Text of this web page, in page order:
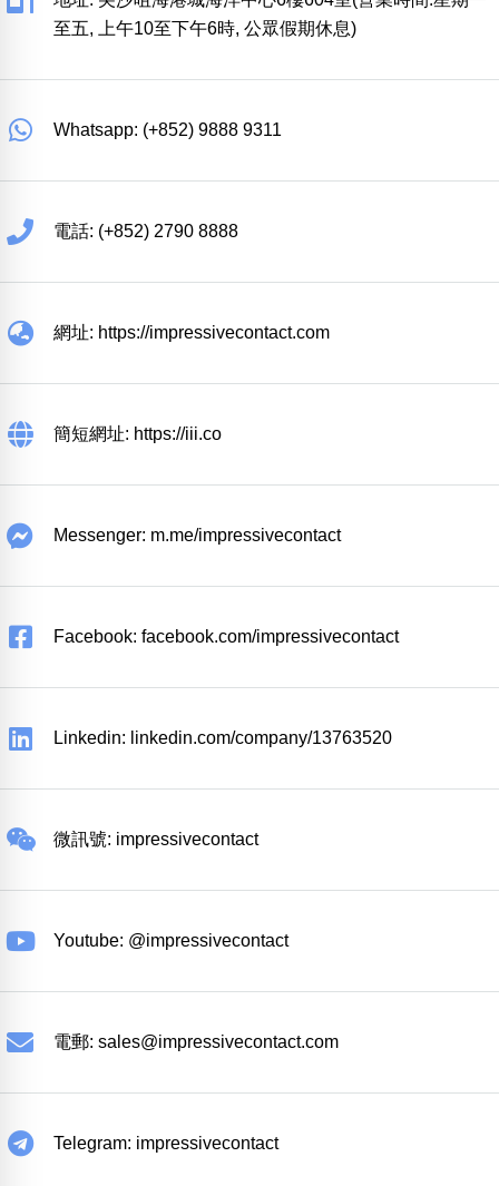
至五, 上午10至下午6時, 公眾假期休息)
Whatsapp: (+852) 9888 9311
電話: (+852) 2790 8888
網址: https://impressivecontact.com
簡短網址: https://iii.co
Messenger: m.me/impressivecontact
Facebook: facebook.com/impressivecontact
Linkedin: linkedin.com/company/13763520
微訊號: impressivecontact
Youtube: @impressivecontact
電郵: sales@impressivecontact.com
Telegram: impressivecontact